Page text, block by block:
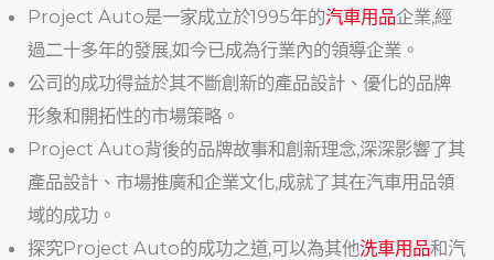
Project Auto是一家成立於1995年的汽車用品企業,經
過二十多年的發展,如今已成為行業內的領導企業。
公司的成功得益於其不斷創新的產品設計、優化的品牌
形象和開拓性的市場策略。
Project Auto背後的品牌故事和創新理念,深深影響了其
產品設計、市場推廣和企業文化,成就了其在汽車用品領
域的成功。
探究Project Auto的成功之道,可以為其他洗車用品和汽